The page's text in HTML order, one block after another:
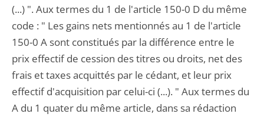
(...) ". Aux termes du 1 de l'article 150-0 D du même
code : " Les gains nets mentionnés au 1 de l'article
150-0 A sont constitués par la différence entre le
prix effectif de cession des titres ou droits, net des
frais et taxes acquittés par le cédant, et leur prix
effectif d'acquisition par celui-ci (...). " Aux termes du
A du 1 quater du même article, dans sa rédaction